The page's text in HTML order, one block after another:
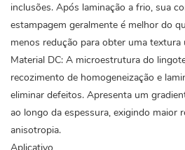
inclusões. Após laminação a frio, sua
estampagem geralmente é melhor do
menos redução para obter uma textura
Material DC: A microestrutura do
recozimento de homogeneização e
eliminar defeitos. Apresenta um
ao longo da espessura, exigindo maior
anisotropia.